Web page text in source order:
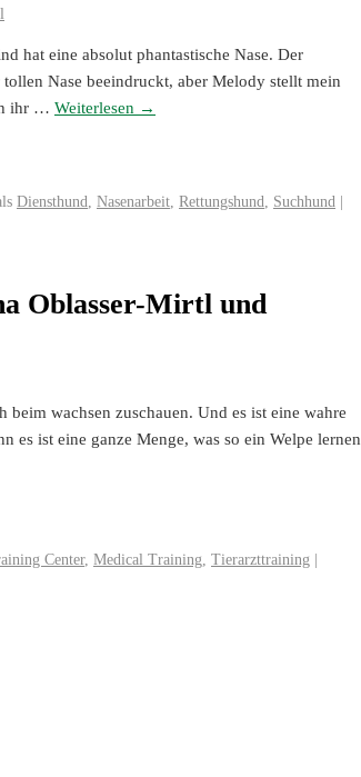
hat eine absolut phantastische Nase. Der
Nase beeindruckt, aber Melody stellt mein
ihr … Weiterlesen →
Diensthund, Nasenarbeit, Rettungshund, Suchhund
Oblasser-Mirtl und
wachsen zuschauen. Und es ist eine wahre
es ist eine ganze Menge, was so ein Welpe lernen
Center, Medical Training, Tierarzttraining